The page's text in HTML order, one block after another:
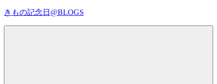
コ
きもの記念日@BLOGS